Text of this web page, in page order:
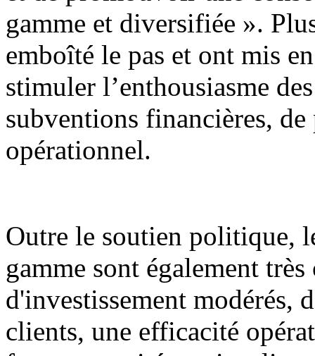
gamme et diversifiée ».
emboîté le pas et ont mis
stimuler l’enthousiasme
subventions financières,
opérationnel.
Outre le soutien politique,
gamme sont également
d'investissement modérés,
clients, une efficacité